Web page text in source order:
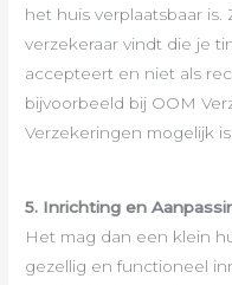
het huis verplaatsbaar
verzekeraar vindt die je
accepteert en niet als
bijvoorbeeld bij OOM
Verzekeringen mogelijk is.
5. Inrichting en
Het mag dan een klein
gezellig en functioneel